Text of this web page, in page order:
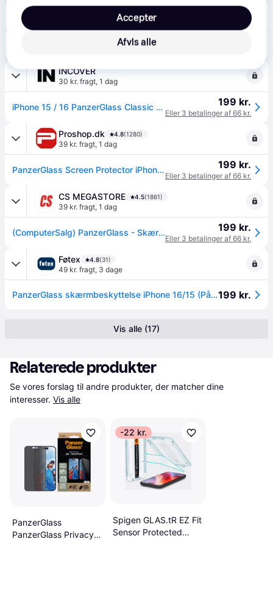
Grafical
INCOVER
30 kr. fragt, 1 dag
iPhone 15 / 16 PanzerGlass Classic Fit Beskyttelsesglas m. EasyAligner - Platinum Strength - Gennemsigtig 199 kr.
Eller 3 betalinger af 66 kr.
Proshop.dk 4.8(1280)
39 kr. fragt, 1 dag
PanzerGlass Screen Protector iPhone 16 | 15 | Classic Fit 199 kr.
Eller 3 betalinger af 66 kr.
CS MEGASTORE 4.5(1861)
39 kr. fragt, 1 dag
(ComputerSalg) PanzerGlass - Skærmbeskytter for mobiltelefon - klassisk pasform - glas - for Apple iPhone 15, 16 199 kr.
Eller 3 betalinger af 66 kr.
Føtex 4.8(31)
49 kr. fragt, 3 dage
PanzerGlass skærmbeskyttelse iPhone 16/15 (På lager i butik)199 kr.
Vis alle (17)
Relaterede produkter
Se vores forslag til andre produkter, der matcher dine
interesser. Vis alle
PanzerGlass
PanzerGlass Privacy
-22 kr.
Spigen GLAS.tR EZ Fit
Sensor Protected
Afvis alle
Accepter